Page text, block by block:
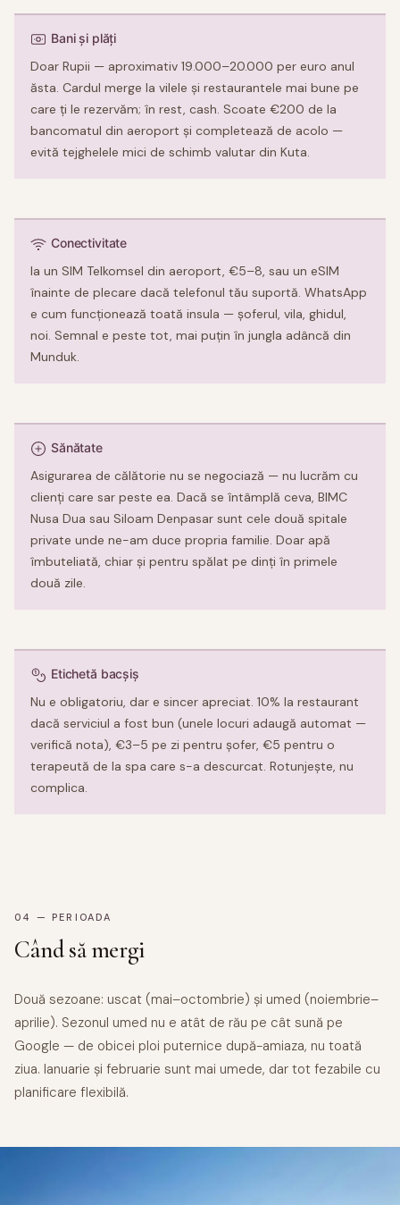
Bani și plăți
Doar Rupii — aproximativ 19.000–20.000 per euro anul
ăsta. Cardul merge la vilele și restaurantele mai bune pe
care ți le rezervăm; în rest, cash. Scoate €200 de la
bancomatul din aeroport și completează de acolo —
evită tejghelele mici de schimb valutar din Kuta.
Conectivitate
Ia un SIM Telkomsel din aeroport, €5–8, sau un eSIM
înainte de plecare dacă telefonul tău suportă. WhatsApp
e cum funcționează toată insula — șoferul, vila, ghidul,
noi. Semnal e peste tot, mai puțin în jungla adâncă din
Munduk.
Sănătate
Asigurarea de călătorie nu se negociază — nu lucrăm cu
clienți care sar peste ea. Dacă se întâmplă ceva, BIMC
Nusa Dua sau Siloam Denpasar sunt cele două spitale
private unde ne-am duce propria familie. Doar apă
îmbuteliată, chiar și pentru spălat pe dinți în primele
două zile.
Etichetă bacșiș
Nu e obligatoriu, dar e sincer apreciat. 10% la restaurant
dacă serviciul a fost bun (unele locuri adaugă automat —
verifică nota), €3–5 pe zi pentru șofer, €5 pentru o
terapeută de la spa care s-a descurcat. Rotunjește, nu
complica.
04 — PERIOADA
Când să mergi
Două sezoane: uscat (mai–octombrie) și umed (noiembrie–
aprilie). Sezonul umed nu e atât de rău pe cât sună pe
Google — de obicei ploi puternice după-amiaza, nu toată
ziua. Ianuarie și februarie sunt mai umede, dar tot fezabile cu
planificare flexibilă.